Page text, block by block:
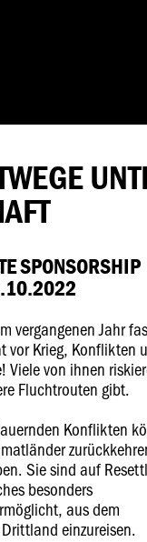
SPONSORSHIP
vergangenen Jahr
vor Krieg, Konflikten
Viele von ihnen
Fluchtrouten gibt.
Konflikten
Sie sind auf
besonders
aus dem
einzureisen.